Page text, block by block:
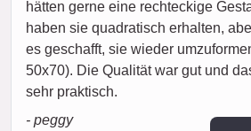
hätten gerne eine rechteckige
haben sie quadratisch erhalten,
es geschafft, sie wieder
50x70). Die Qualität war gut und
sehr praktisch.
- peggy